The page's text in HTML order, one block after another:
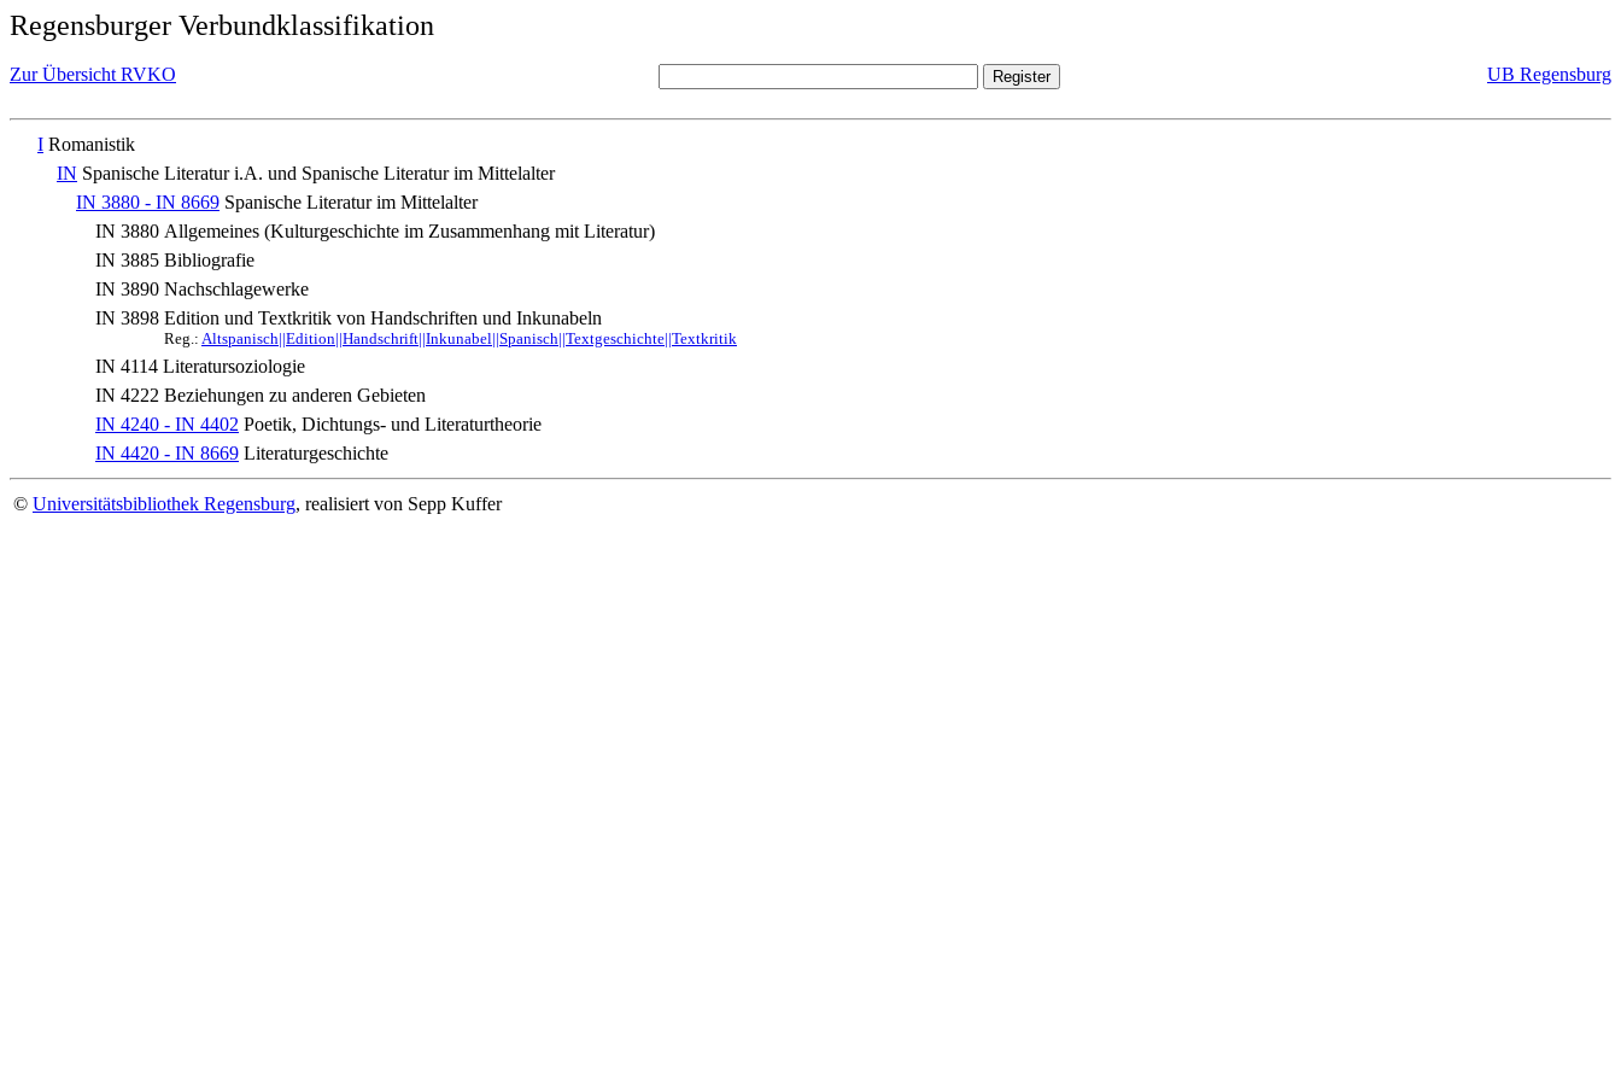
Regensburger Verbundklassifikation
Zur Übersicht RVKO UB Regensburg
I Romanistik
IN Spanische Literatur i.A. und Spanische Literatur im Mittelalter
IN 3880 - IN 8669 Spanische Literatur im Mittelalter
IN 3880 Allgemeines (Kulturgeschichte im Zusammenhang mit Literatur)
IN 3885 Bibliografie
IN 3890 Nachschlagewerke
IN 3898 Edition und Textkritik von Handschriften und Inkunabeln
Reg.: Altspanisch||Edition||Handschrift||Inkunabel||Spanisch||Textgeschichte||Textkritik
IN 4114 Literatursoziologie
IN 4222 Beziehungen zu anderen Gebieten
IN 4240 - IN 4402 Poetik, Dichtungs- und Literaturtheorie
IN 4420 - IN 8669 Literaturgeschichte
© Universitätsbibliothek Regensburg, realisiert von Sepp Kuffer